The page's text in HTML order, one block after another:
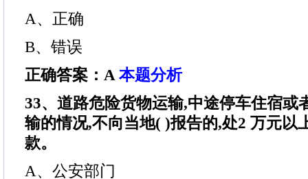
A、正确
B、错误
正确答案：A 本题分析
33、道路危险货物运输,中途停车住宿或
输的情况,不向当地( )报告的,处2 万元以
款。
A、公安部门